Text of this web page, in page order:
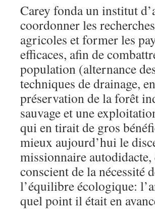
Carey fonda un institut
coordonner les
agricoles et former les
efficaces, afin de
population (alternance
techniques de drainage,
préservation de la forêt
sauvage et une
qui en tirait de gros
mieux aujourd’hui le
missionnaire
conscient de la nécessité
l’équilibre écologique:
quel point il était en